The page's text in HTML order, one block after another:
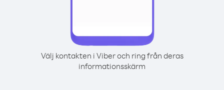
Välj kontakten i Viber och ring från deras
informationsskärm